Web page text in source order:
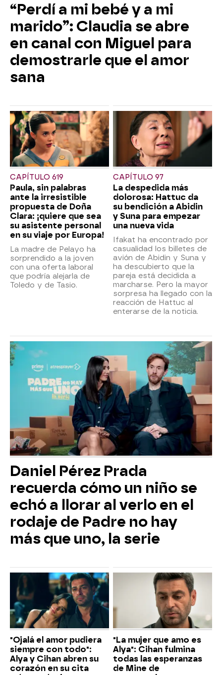
“Perdí a mi bebé y a mi
marido”: Claudia se abre
en canal con Miguel para
demostrarle que el amor
sana
CAPÍTULO 619
Paula, sin palabras
ante la irresistible
propuesta de Doña
Clara: ¡quiere que sea
su asistente personal
en su viaje por Europa!
La madre de Pelayo ha
sorprendido a la joven
con una oferta laboral
que podría alejarla de
Toledo y de Tasio.
CAPÍTULO 97
La despedida más
dolorosa: Hattuc da
su bendición a Abidin
y Suna para empezar
una nueva vida
Ifakat ha encontrado por
casualidad los billetes de
avión de Abidin y Suna y
ha descubierto que la
pareja está decidida a
marcharse. Pero la mayor
sorpresa ha llegado con la
reacción de Hattuc al
enterarse de la noticia.
Daniel Pérez Prada
recuerda cómo un niño se
echó a llorar al verlo en el
rodaje de Padre no hay
más que uno, la serie
"Ojalá el amor pudiera
siempre con todo":
Alya y Cihan abren su
corazón en su cita
"La mujer que amo es
Alya": Cihan fulmina
todas las esperanzas
de Mine de